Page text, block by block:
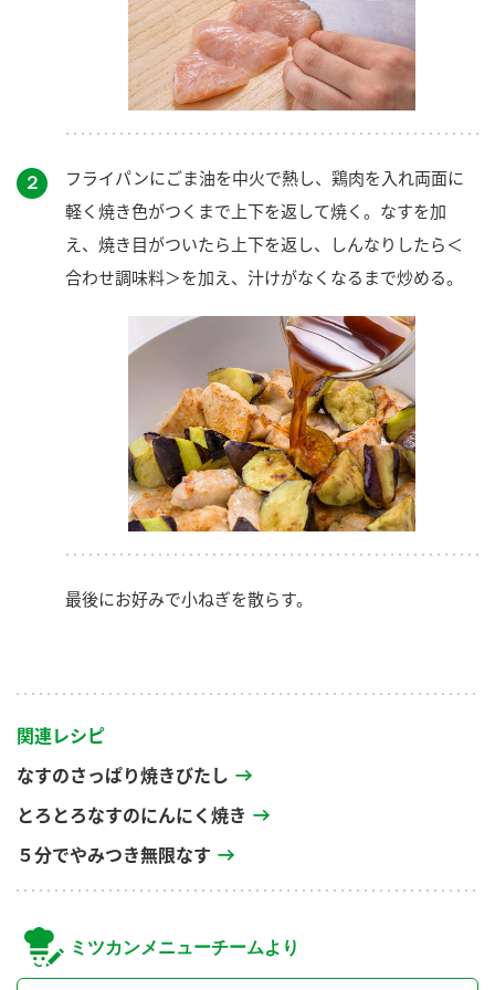
２
フライパンにごま油を中火で熱し、鶏肉を入れ両面に
軽く焼き色がつくまで上下を返して焼く。なすを加
え、焼き目がついたら上下を返し、しんなりしたら＜
合わせ調味料＞を加え、汁けがなくなるまで炒める。
最後にお好みで小ねぎを散らす。
関連レシピ
なすのさっぱり焼きびたし
とろとろなすのにんにく焼き
５分でやみつき無限なす
ミツカンメニューチームより